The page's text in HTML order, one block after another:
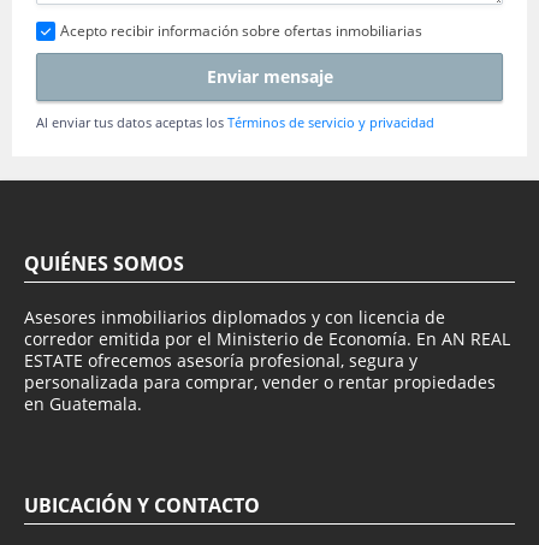
Acepto recibir información sobre ofertas inmobiliarias
Enviar mensaje
Al enviar tus datos aceptas los Términos de servicio y privacidad
QUIÉNES SOMOS
Asesores inmobiliarios diplomados y con licencia de
corredor emitida por el Ministerio de Economía. En AN REAL
ESTATE ofrecemos asesoría profesional, segura y
personalizada para comprar, vender o rentar propiedades
en Guatemala.
UBICACIÓN Y CONTACTO